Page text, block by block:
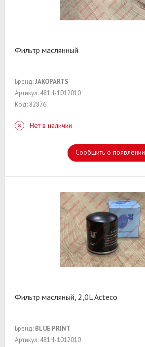
Фильтр маслянный
Бренд:JAKOPARTS
Артикул: 481H-1012010
Код: 82876
Нет в наличии
Сообщить о появлении
Фильтр масляный, 2,0L Acteco
Бренд: BLUE PRINT
Артикул: 481H-1012010